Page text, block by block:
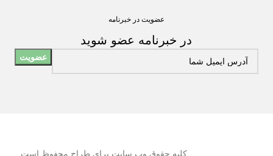
عضویت در خبرنامه
در خبرنامه عضو شوید
کلیه حقوق وب سایت برای طراح محفوظ است.